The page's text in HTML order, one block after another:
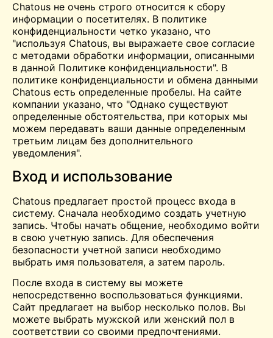
Chatous не очень строго относится к сбору
информации о посетителях. В политике
конфиденциальности четко указано, что
"используя Chatous, вы выражаете свое согласие
с методами обработки информации, описанными
в данной Политике конфиденциальности". В
политике конфиденциальности и обмена данными
Chatous есть определенные пробелы. На сайте
компании указано, что "Однако существуют
определенные обстоятельства, при которых мы
можем передавать ваши данные определенным
третьим лицам без дополнительного
уведомления".
Вход и использование
Chatous предлагает простой процесс входа в
систему. Сначала необходимо создать учетную
запись. Чтобы начать общение, необходимо войти
в свою учетную запись. Для обеспечения
безопасности учетной записи необходимо
выбрать имя пользователя, а затем пароль.
После входа в систему вы можете
непосредственно воспользоваться функциями.
Сайт предлагает на выбор несколько полов. Вы
можете выбрать мужской или женский пол в
соответствии со своими предпочтениями.